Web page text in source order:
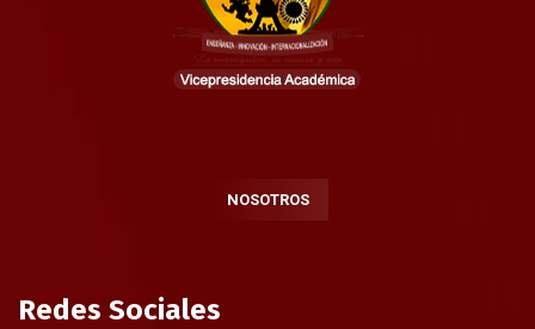
NOSOTROS
Redes Sociales